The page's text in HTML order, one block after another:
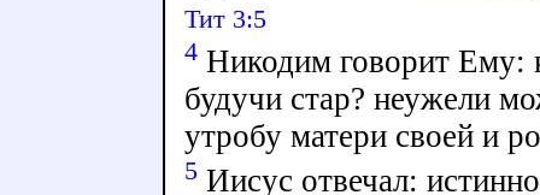
Тит 3:5
4Никодим говорит Ему:
будучи стар? неужели
утробу матери своей и
5Иисус отвечал: